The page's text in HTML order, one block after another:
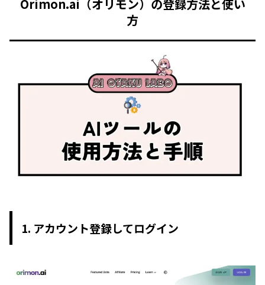
Orimon.ai（オリモン）の登録方法と使い
方
1. アカウント登録してログイン